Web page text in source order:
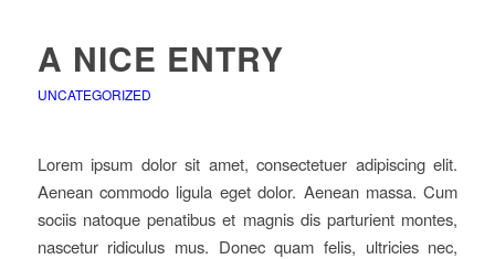
A NICE ENTRY
UNCATEGORIZED
Lorem ipsum dolor sit amet, consectetuer adipiscing elit.
Aenean commodo ligula eget dolor. Aenean massa. Cum
sociis natoque penatibus et magnis dis parturient montes,
nascetur ridiculus mus. Donec quam felis, ultricies nec,